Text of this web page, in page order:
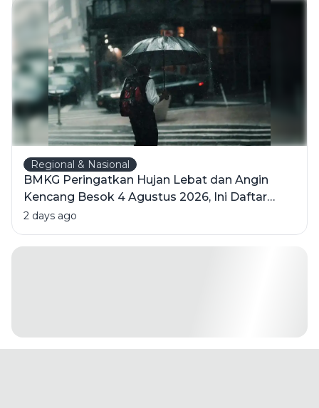
Regional & Nasional
BMKG Peringatkan Hujan Lebat dan Angin
Kencang Besok 4 Agustus 2026, Ini Daftar
Wilayahnya
2 days ago